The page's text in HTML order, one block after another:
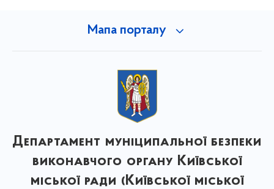
Мапа порталу
Департамент муніципальної безпеки
виконавчого органу Київської
міської ради (Київської міської